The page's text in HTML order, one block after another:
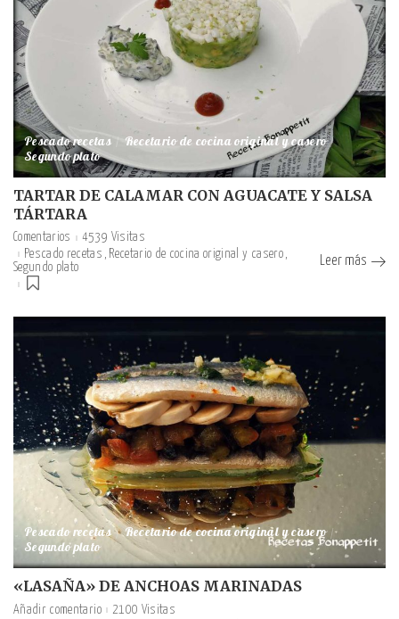
Pescado recetas Recetario de cocina original y casero
Segundo plato
TARTAR DE CALAMAR CON AGUACATE Y SALSA
TÁRTARA
Comentarios
4539 Visitas
Pescado recetas
Recetario de cocina original y casero
Segundo plato
Leer más
Pescado recetas Recetario de cocina original y casero
Segundo plato
«LASAÑA» DE ANCHOAS MARINADAS
Añadir comentario
2100 Visitas